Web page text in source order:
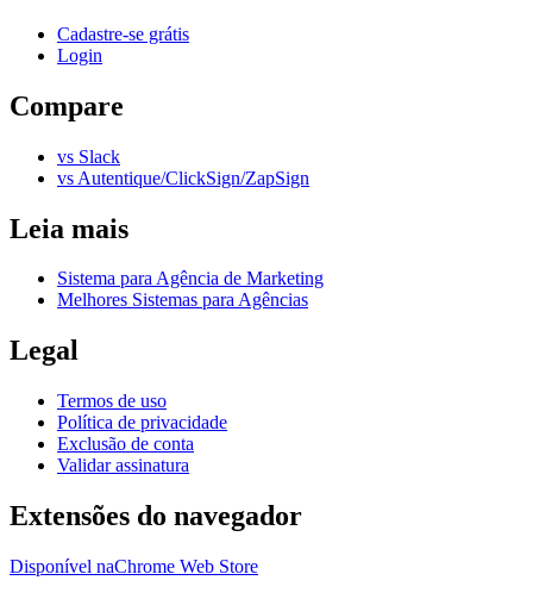
Cadastre-se grátis
Login
Compare
vs Slack
vs Autentique/ClickSign/ZapSign
Leia mais
Sistema para Agência de Marketing
Melhores Sistemas para Agências
Legal
Termos de uso
Política de privacidade
Exclusão de conta
Validar assinatura
Extensões do navegador
Disponível naChrome Web Store